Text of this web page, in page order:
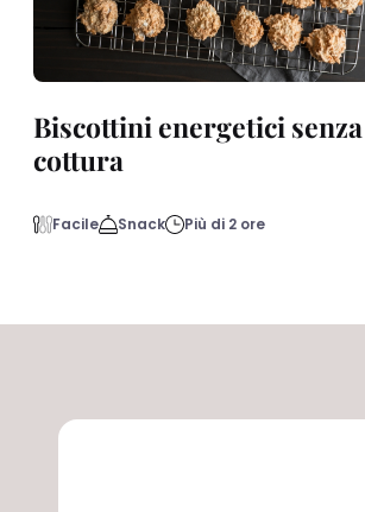
Biscottini energetici senza
cottura
Facile Snack Più di 2 ore